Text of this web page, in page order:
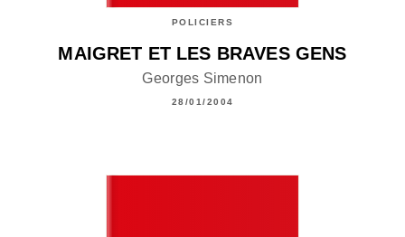
POLICIERS
MAIGRET ET LES BRAVES GENS
Georges Simenon
28/01/2004